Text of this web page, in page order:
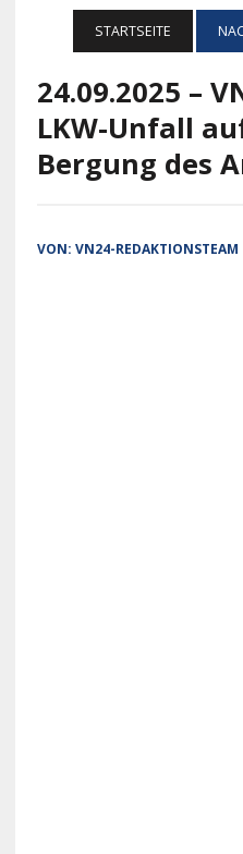
STARTSEITE
24.09.2025 –
LKW-Unfall
Bergung des
VON: VN24-REDAKTIONSTEAM